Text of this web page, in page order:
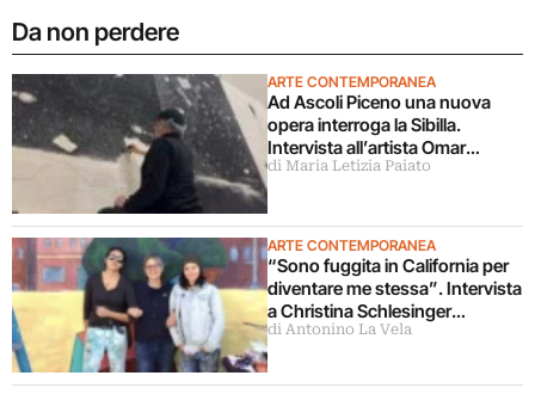
Da non perdere
ARTE CONTEMPORANEA
Ad Ascoli Piceno una nuova
opera interroga la Sibilla.
Intervista all’artista Omar
Galliani
di Maria Letizia Paiato
ARTE CONTEMPORANEA
“Sono fuggita in California per
diventare me stessa”. Intervista
a Christina Schlesinger
delle Guerrilla Girls
di Antonino La Vela